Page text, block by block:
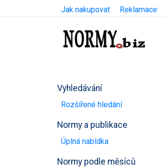
Jak nakupovat Reklamace
Vyhledávání
Rozšířené hledání
Normy a publikace
Úplná nabídka
Normy podle měsíců